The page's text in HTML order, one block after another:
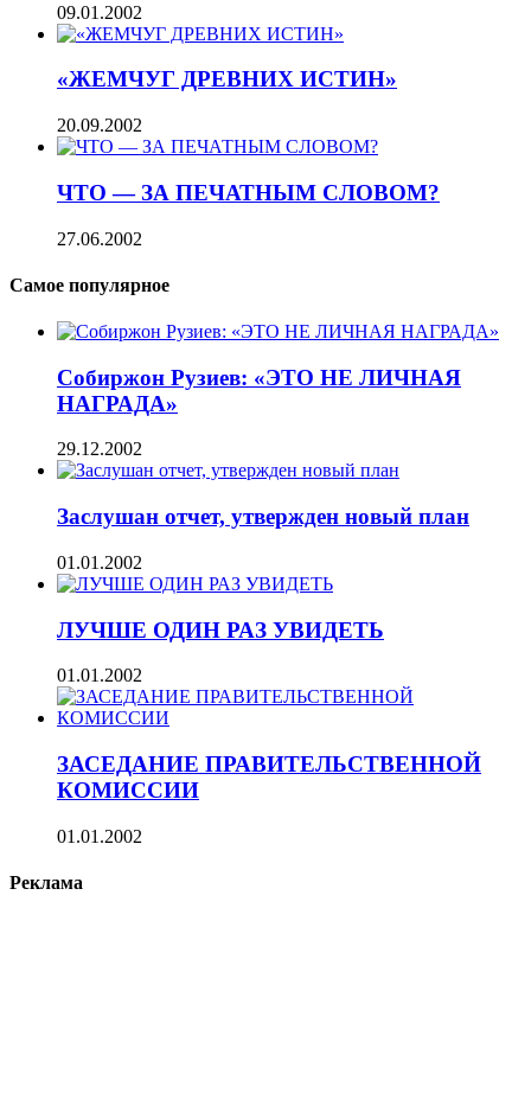
09.01.2002
«ЖЕМЧУГ ДРЕВНИХ ИСТИН»
20.09.2002
ЧТО — ЗА ПЕЧАТНЫМ СЛОВОМ?
27.06.2002
Самое популярное
Собиржон Рузиев: «ЭТО НЕ ЛИЧНАЯ
НАГРАДА»
29.12.2002
Заслушан отчет, утвержден новый план
01.01.2002
ЛУЧШЕ ОДИН РАЗ УВИДЕТЬ
01.01.2002
ЗАСЕДАНИЕ ПРАВИТЕЛЬСТВЕННОЙ
КОМИССИИ
01.01.2002
Реклама